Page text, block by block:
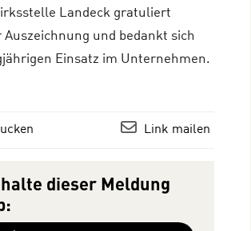
Landeck gratuliert
Auszeichnung und bedankt sich
Einsatz im Unternehmen.
Link mailen
dieser Meldung